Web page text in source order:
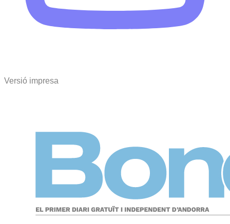
Versió impresa